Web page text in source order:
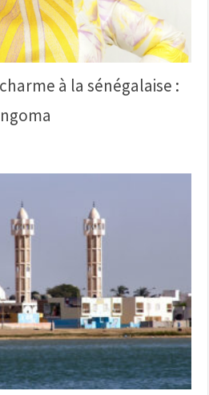
à la sénégalaise :